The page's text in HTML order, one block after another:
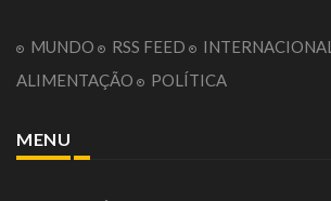
MUNDO RSS FEED INTERNACIONAL
ALIMENTAÇÃO
POLÍTICA
MENU